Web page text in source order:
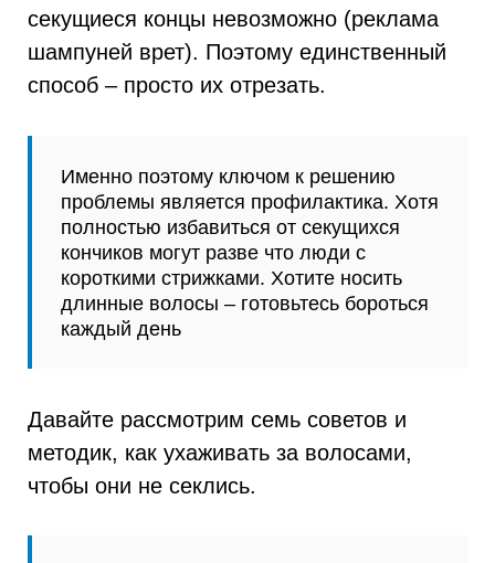
секущиеся концы невозможно (реклама
шампуней врет). Поэтому единственный
способ – просто их отрезать.
Именно поэтому ключом к решению
проблемы является профилактика. Хотя
полностью избавиться от секущихся
кончиков могут разве что люди с
короткими стрижками. Хотите носить
длинные волосы – готовьтесь бороться
каждый день
Давайте рассмотрим семь советов и
методик, как ухаживать за волосами,
чтобы они не секлись.